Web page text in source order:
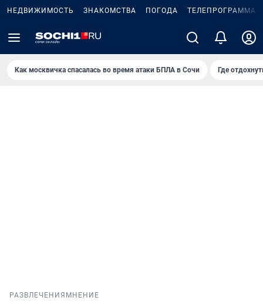
НЕДВИЖИМОСТЬ ЗНАКОМСТВА ПОГОДА ТЕЛЕПРОГРАММА
Как москвичка спасалась во время атаки БПЛА в Сочи Где
РАЗВЛЕЧЕНИЯ МНЕНИЕ